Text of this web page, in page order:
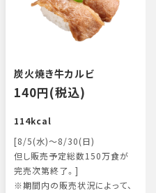
炭火焼き牛カルビ
140円(税込)
114kcal
[8/5(水)～8/30(日)
但し販売予定総数150万食が
完売次第終了。]
※期間内の販売状況によって、